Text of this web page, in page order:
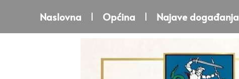
Naslovna Općina Najave događanja